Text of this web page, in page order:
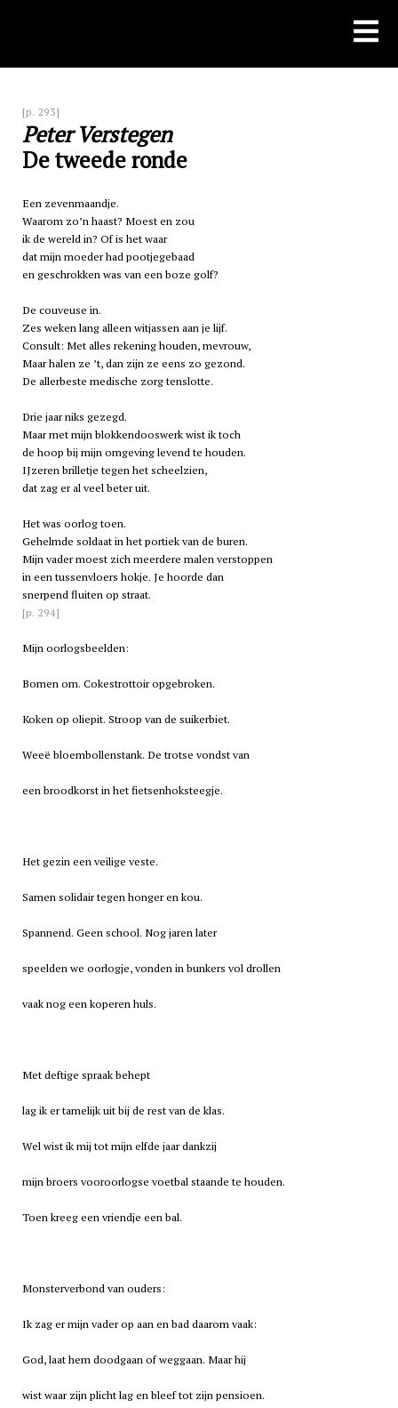
[p. 293]
Peter Verstegen
De tweede ronde
Een zevenmaandje.
Waarom zo’n haast? Moest en zou
ik de wereld in? Of is het waar
dat mijn moeder had pootjegebaad
en geschrokken was van een boze golf?
De couveuse in.
Zes weken lang alleen witjassen aan je lijf.
Consult: Met alles rekening houden, mevrouw,
Maar halen ze ’t, dan zijn ze eens zo gezond.
De allerbeste medische zorg tenslotte.
Drie jaar niks gezegd.
Maar met mijn blokkendooswerk wist ik toch
de hoop bij mijn omgeving levend te houden.
IJzeren brilletje tegen het scheelzien,
dat zag er al veel beter uit.
Het was oorlog toen.
Gehelmde soldaat in het portiek van de buren.
Mijn vader moest zich meerdere malen verstoppen
in een tussenvloers hokje. Je hoorde dan
snerpend fluiten op straat.
[p. 294]
Mijn oorlogsbeelden:
Bomen om. Cokestrottoir opgebroken.
Koken op oliepit. Stroop van de suikerbiet.
Weeë bloembollenstank. De trotse vondst van
een broodkorst in het fietsenhoksteegje.
Het gezin een veilige veste.
Samen solidair tegen honger en kou.
Spannend. Geen school. Nog jaren later
speelden we oorlogje, vonden in bunkers vol drollen
vaak nog een koperen huls.
Met deftige spraak behept
lag ik er tamelijk uit bij de rest van de klas.
Wel wist ik mij tot mijn elfde jaar dankzij
mijn broers vooroorlogse voetbal staande te houden.
Toen kreeg een vriendje een bal.
Monsterverbond van ouders:
Ik zag er mijn vader op aan en bad daarom vaak:
God, laat hem doodgaan of weggaan. Maar hij
wist waar zijn plicht lag en bleef tot zijn pensioen.